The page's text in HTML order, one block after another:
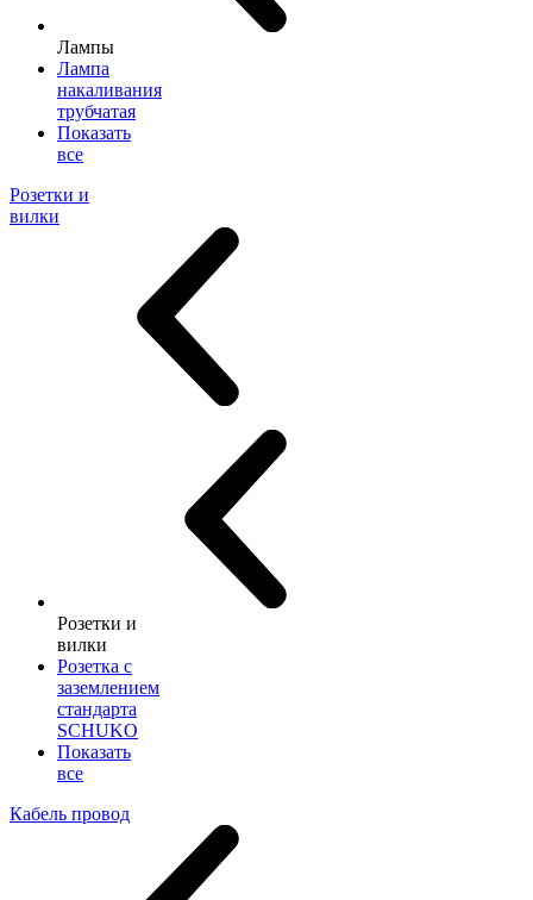
Лампы
Лампа
накаливания
трубчатая
Показать
все
Розетки и
вилки
Розетки и
вилки
Розетка с
заземлением
стандарта
SCHUKO
Показать
все
Кабель провод